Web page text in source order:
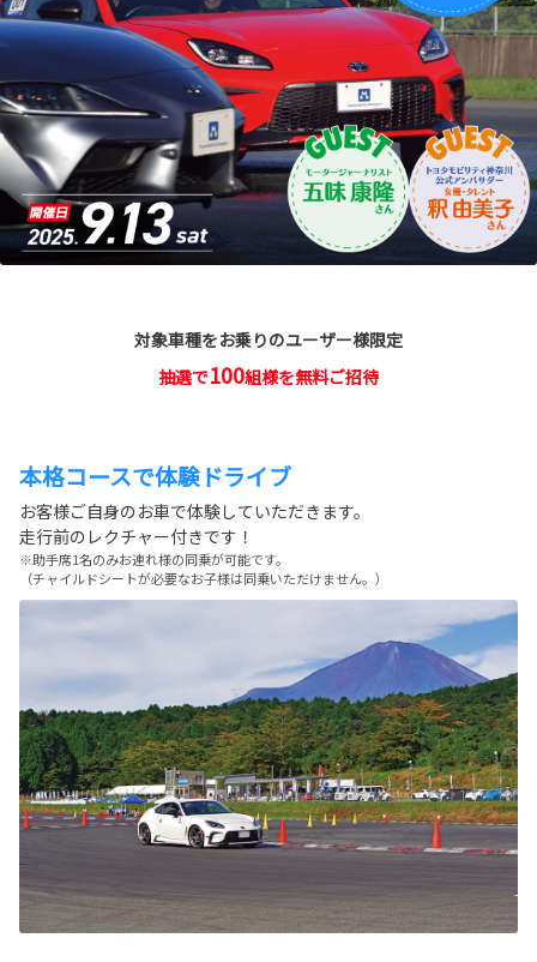
対象車種をお乗りのユーザー様限定
抽選で100組様を無料ご招待
本格コースで体験ドライブ
お客様ご自身のお車で体験していただきます。
走行前のレクチャー付きです！
※助手席1名のみお連れ様の同乗が可能です。
（チャイルドシートが必要なお子様は同乗いただけません。）